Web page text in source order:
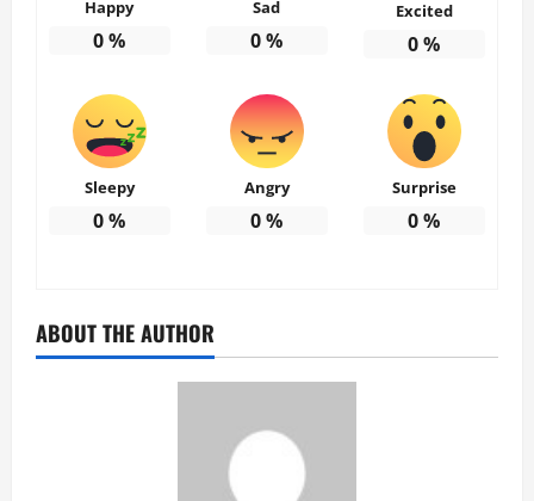
Happy
0%
Sad
0%
Excited
0%
Sleepy
0%
Angry
0%
Surprise
0%
ABOUT THE AUTHOR